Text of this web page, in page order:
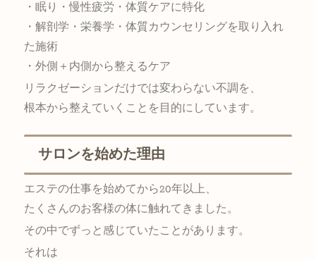
・眠り・慢性疲労・体質ケアに特化
・解剖学・栄養学・体質カウンセリングを取り入れ
た施術
・外側＋内側から整えるケア
リラクゼーションだけでは変わらない不調を、
根本から整えていくことを目的にしています。
サロンを始めた理由
エステの仕事を始めてから20年以上、
たくさんのお客様の体に触れてきました。
その中でずっと感じていたことがあります。
それは